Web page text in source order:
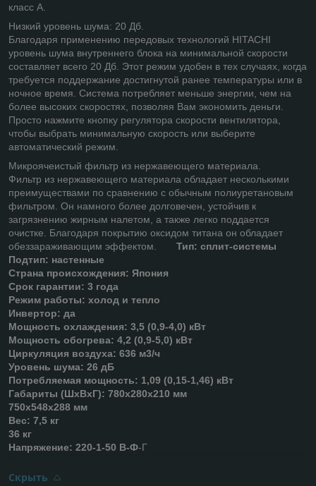
класс А.
Низкий уровень шума: 20 Дб.
Благодаря применению передовых технологий HITACHI
уровень шума внутреннего блока на минимальной скорости
составляет всего 20 Дб. Этот режим удобен в тех случаях, когда
требуется поддержание достигнутой ранее температуры или в
ночное время. Система потребляет меньше энергии, чем на
более высоких скоростях, позволяя Вам экономить деньги.
Просто нажмите кнопку регулятора скорости вентилятора,
чтобы выбрать минимальную скорость или выберите
автоматический режим.
Микроячеистый фильтр из нержавеющего материала.
Фильтр из нержавеющего материала обладает несколькими
преимуществами по сравнению с обычным полиуретановым
фильтром. Он намного более долговечен, устойчив к
загрязнению жирным налетом, а также легко поддается
очистке. Благодаря покрытию оксидом титана он обладает
обеззараживающим эффектом.
Тип: сплит-системы
Подтип: настенные
Страна происхождения: Япония
Срок гарантии: 3 года
Режим работы: холод и тепло
Инвертор: да
Мощность охлаждения: 3,5 (0,9-4,0) кВт
Мощность обогрева: 4,2 (0,9-5,0) кВт
Циркуляция воздуха: 636 м3/ч
Уровень шума: 26 дБ
Потребляемая мощность: 1,09 (0,15-1,46) кВт
Габариты (ШхВхГ): 780х280х210 мм
750х548х288 мм
Вес: 7,5 кг
36 кг
Напряжение: 220-1-50 В-Ф-Г
Скрыть